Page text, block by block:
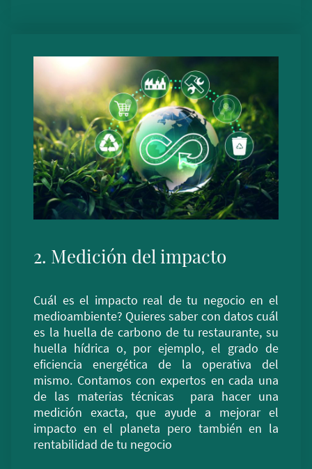
2. Medición del impacto
Cuál es el impacto real de tu negocio en el
medioambiente? Quieres saber con datos cuál
es la huella de carbono de tu restaurante, su
huella hídrica o, por ejemplo, el grado de
eficiencia energética de la operativa del
mismo. Contamos con expertos en cada una
de las materias técnicas para hacer una
medición exacta, que ayude a mejorar el
impacto en el planeta pero también en la
rentabilidad de tu negocio